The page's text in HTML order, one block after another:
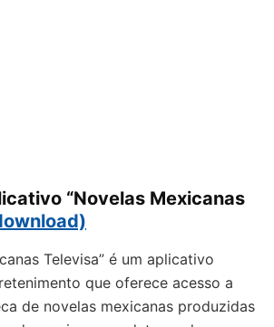
“Novelas Mexicanas
Televisa” é um aplicativo
que oferece acesso a
de novelas mexicanas produzidas